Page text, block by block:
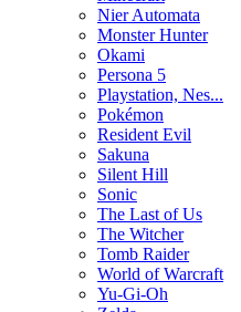
Nier Automata
Monster Hunter
Okami
Persona 5
Playstation, Nes...
Pokémon
Resident Evil
Sakuna
Silent Hill
Sonic
The Last of Us
The Witcher
Tomb Raider
World of Warcraft
Yu-Gi-Oh